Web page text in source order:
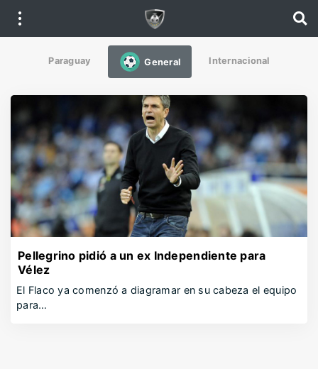
Paraguay General Internacional
Pellegrino pidió a un ex Independiente para
Vélez
El Flaco ya comenzó a diagramar en su cabeza el equipo
para…